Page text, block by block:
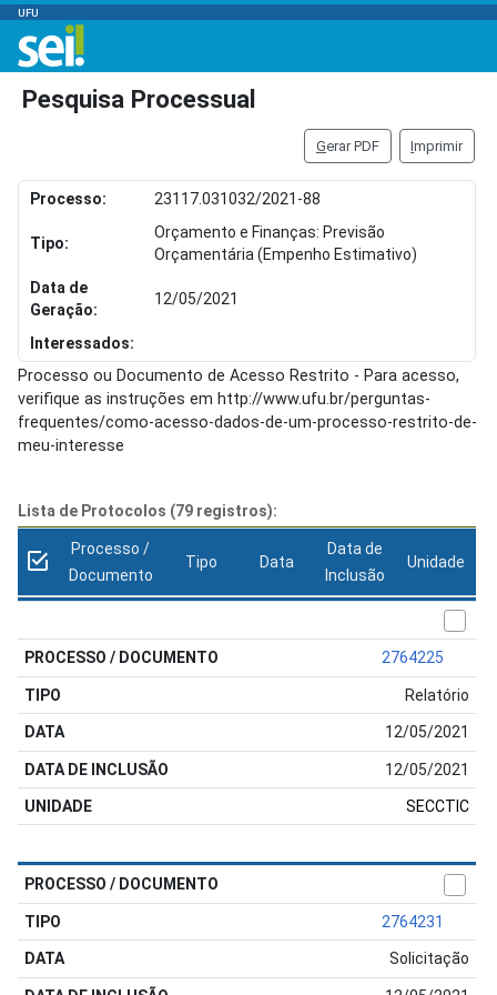
UFU
Pesquisa Processual
Gerar PDF Imprimir
Processo: 23117.031032/2021-88
Tipo:
Orçamento e Finanças: Previsão
Orçamentária (Empenho Estimativo)
Data de
Geração:
12/05/2021
Interessados:
Processo ou Documento de Acesso Restrito - Para acesso,
verifique as instruções em http://www.ufu.br/perguntas-
frequentes/como-acesso-dados-de-um-processo-restrito-de-
meu-interesse
Lista de Protocolos (79 registros):
Processo /
Documento
Tipo Data
Data de
Inclusão
Unidade
2764225
Relatório
12/05/2021
12/05/2021
SECCTIC
2764231
Solicitação